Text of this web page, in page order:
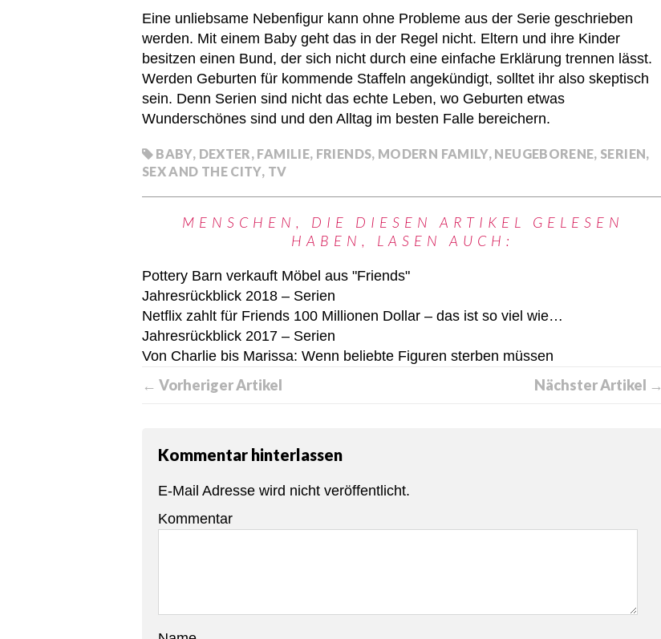
Eine unliebsame Nebenfigur kann ohne Probleme aus der Serie geschrieben
werden. Mit einem Baby geht das in der Regel nicht. Eltern und ihre Kinder
besitzen einen Bund, der sich nicht durch eine einfache Erklärung trennen lässt.
Werden Geburten für kommende Staffeln angekündigt, solltet ihr also skeptisch
sein. Denn Serien sind nicht das echte Leben, wo Geburten etwas
Wunderschönes sind und den Alltag im besten Falle bereichern.
BABY, DEXTER, FAMILIE, FRIENDS, MODERN FAMILY, NEUGEBORENE, SERIEN,
SEX AND THE CITY, TV
MENSCHEN, DIE DIESEN ARTIKEL GELESEN
HABEN, LASEN AUCH:
Pottery Barn verkauft Möbel aus "Friends"
Jahresrückblick 2018 – Serien
Netflix zahlt für Friends 100 Millionen Dollar – das ist so viel wie…
Jahresrückblick 2017 – Serien
Von Charlie bis Marissa: Wenn beliebte Figuren sterben müssen
← Vorheriger Artikel Nächster Artikel →
Kommentar hinterlassen
E-Mail Adresse wird nicht veröffentlicht.
Kommentar